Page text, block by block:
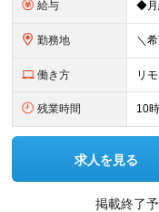
給与
勤務地
働き方 リ
残業時間 10
求人を見る
掲載終了